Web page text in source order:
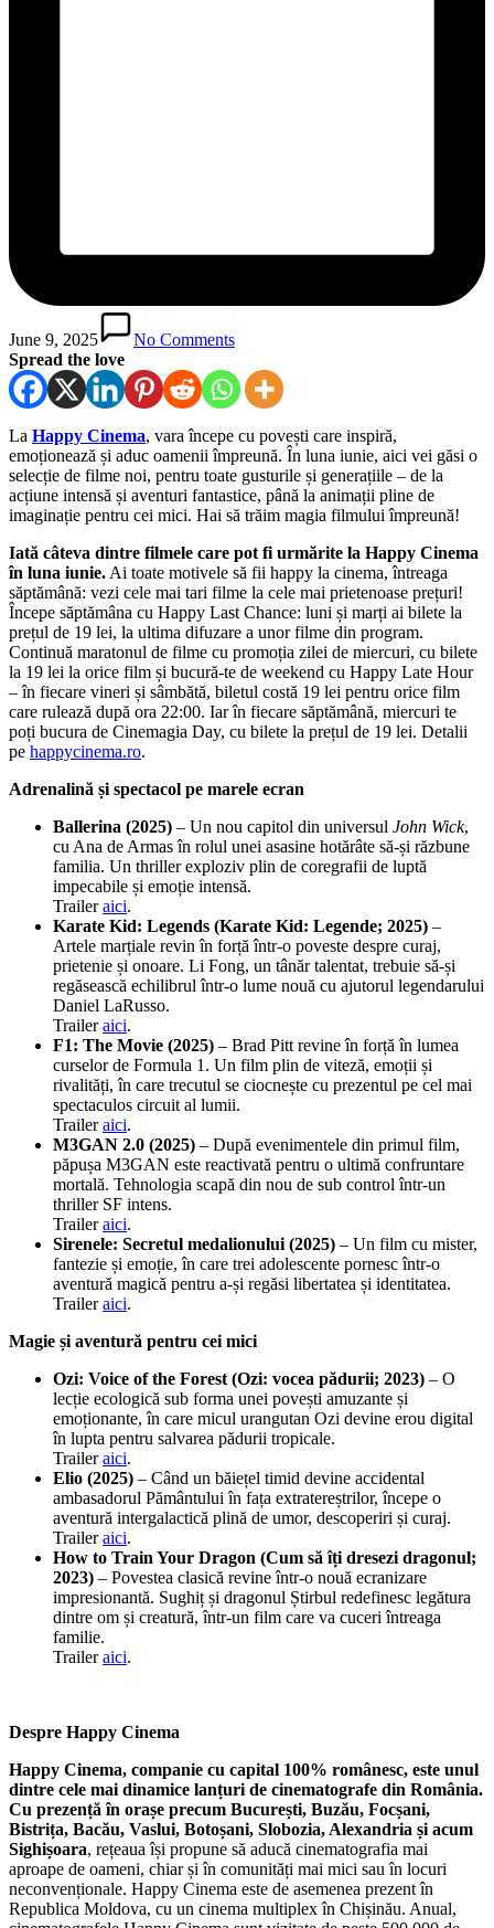
June 9, 2025
No Comments
Spread the love
La Happy Cinema, vara începe cu povești care inspiră,
emoționează și aduc oamenii împreună. În luna iunie, aici vei găsi o
selecție de filme noi, pentru toate gusturile și generațiile – de la
acțiune intensă și aventuri fantastice, până la animații pline de
imaginație pentru cei mici. Hai să trăim magia filmului împreună!
Iată câteva dintre filmele care pot fi urmărite la Happy Cinema
în luna iunie. Ai toate motivele să fii happy la cinema, întreaga
săptămână: vezi cele mai tari filme la cele mai prietenoase prețuri!
Începe săptămâna cu Happy Last Chance: luni și marți ai bilete la
prețul de 19 lei, la ultima difuzare a unor filme din program.
Continuă maratonul de filme cu promoția zilei de miercuri, cu bilete
la 19 lei la orice film și bucură-te de weekend cu Happy Late Hour
– în fiecare vineri și sâmbătă, biletul costă 19 lei pentru orice film
care rulează după ora 22:00. Iar în fiecare săptămână, miercuri te
poți bucura de Cinemagia Day, cu bilete la prețul de 19 lei. Detalii
pe happycinema.ro.
Adrenalină și spectacol pe marele ecran
Ballerina (2025) – Un nou capitol din universul John Wick,
cu Ana de Armas în rolul unei asasine hotărâte să-și răzbune
familia. Un thriller exploziv plin de coregrafii de luptă
impecabile și emoție intensă.
Traileraici.
Karate Kid: Legends (Karate Kid: Legende; 2025) –
Artele marțiale revin în forță într-o poveste despre curaj,
prietenie și onoare. Li Fong, un tânăr talentat, trebuie să-și
regăsească echilibrul într-o lume nouă cu ajutorul legendarului
Daniel LaRusso.
Traileraici.
F1: The Movie (2025) – Brad Pitt revine în forță în lumea
curselor de Formula 1. Un film plin de viteză, emoții și
rivalități, în care trecutul se ciocnește cu prezentul pe cel mai
spectaculos circuit al lumii.
Traileraici.
M3GAN 2.0 (2025) – După evenimentele din primul film,
păpușa M3GAN este reactivată pentru o ultimă confruntare
mortală. Tehnologia scapă din nou de sub control într-un
thriller SF intens.
Traileraici.
Sirenele: Secretul medalionului (2025) – Un film cu mister,
fantezie și emoție, în care trei adolescente pornesc într-o
aventură magică pentru a-și regăsi libertatea și identitatea.
Traileraici.
Magie și aventură pentru cei mici
Ozi: Voice of the Forest (Ozi: vocea pădurii; 2023) – O
lecție ecologică sub forma unei povești amuzante și
emoționante, în care micul urangutan Ozi devine erou digital
în lupta pentru salvarea pădurii tropicale.
Traileraici.
Elio (2025) – Când un băiețel timid devine accidental
ambasadorul Pământului în fața extratereștrilor, începe o
aventură intergalactică plină de umor, descoperiri și curaj.
Traileraici.
How to Train Your Dragon (Cum să îți dresezi dragonul;
2023) – Povestea clasică revine într-o nouă ecranizare
impresionantă. Sughiț și dragonul Știrbul redefinesc legătura
dintre om și creatură, într-un film care va cuceri întreaga
familie.
Traileraici.
Despre Happy Cinema
Happy Cinema, companie cu capital 100% românesc, este unul
dintre cele mai dinamice lanțuri de cinematografe din România.
Cu prezență în orașe precum București, Buzău, Focșani,
Bistrița, Bacău, Vaslui, Botoșani, Slobozia, Alexandria și acum
Sighișoara, rețeaua își propune să aducă cinematografia mai
aproape de oameni, chiar și în comunități mai mici sau în locuri
neconvenționale. Happy Cinema este de asemenea prezent în
Republica Moldova, cu un cinema multiplex în Chișinău. Anual,